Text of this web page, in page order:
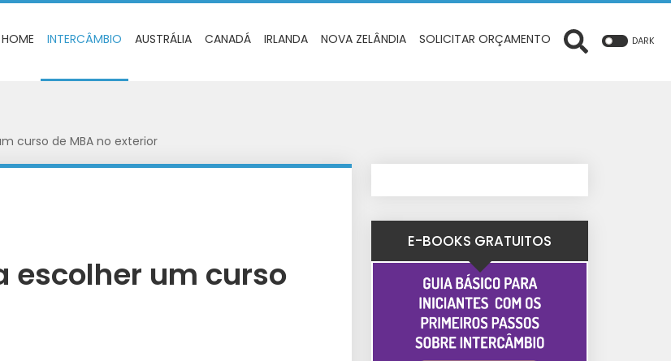
HOME INTERCÂMBIO AUSTRÁLIA CANADÁ IRLANDA NOVA ZELÂNDIA SOLICITAR ORÇAMENTO DARK
curso de MBA no exterior
escolher um curso
E-BOOKS GRATUITOS